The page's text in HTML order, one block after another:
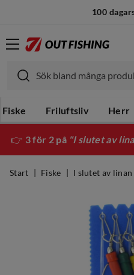
100
Fiske Friluftsliv Herr
👉 3 för 2 på "I slutet av
Start Fiske I slutet av linan